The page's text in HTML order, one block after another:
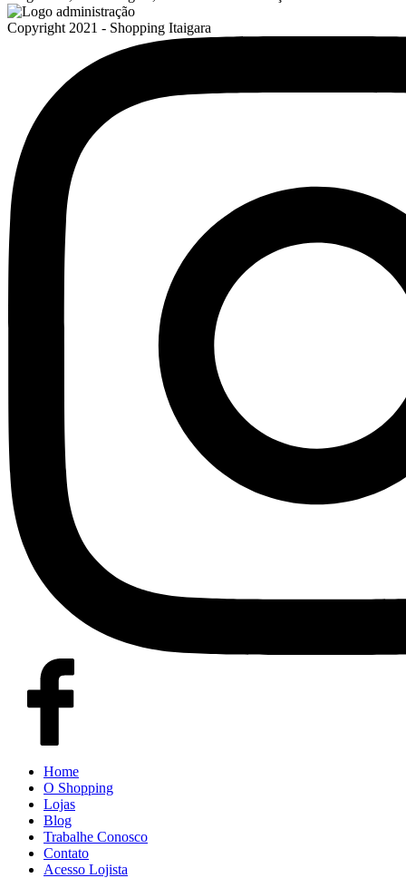
Copyright 2021 - Shopping Itaigara
Home
O Shopping
Lojas
Blog
Trabalhe Conosco
Contato
Acesso Lojista